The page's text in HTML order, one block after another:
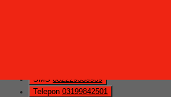
SMS 082229539969
Telepon 03199842501